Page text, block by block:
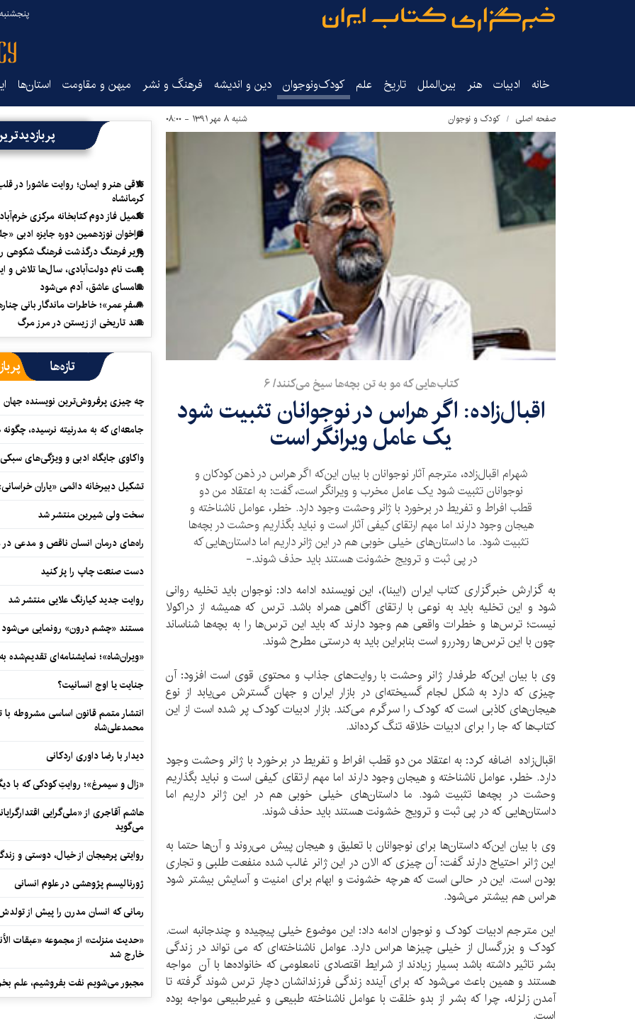
پنجشنبه ۱۵ مرداد
خانه ادبیات هنر بین‌الملل تاریخ‌ علم کودک‌ونوجوان دین و اندیشه فرهنگ و نشر میهن و مقاومت استان‌ها
صفحه اصلی کودک و نوجوان شنبه ۸ مهر ۱۳۹۱ - ۰۸:۰۰
کتاب‌هایی که مو به تن بچه‌ها سیخ می‌کنند/ ۶
اقبال‌زاده: اگر هراس در نوجوانان تثبیت شود
یک عامل ویرانگر است
شهرام اقبال‌زاده، مترجم آثار نوجوانان با بیان این‌که اگر هراس در ذهن کودکان و
نوجوانان تثبیت شود یک عامل مخرب و ویرانگر است، گفت: به اعتقاد من دو
قطب افراط و تفریط در برخورد با ژانر وحشت وجود دارد. خطر، عوامل ناشناخته و
هیجان وجود دارند اما مهم ارتقای کیفی آثار است و نباید بگذاریم وحشت در بچه‌ها
تثبیت شود. ما داستان‌های خیلی خوبی هم در این ژانر داریم اما داستان‌هایی که
در پی ثبت و ترویج خشونت هستند باید حذف شوند.-
به گزارش خبرگزاری کتاب ایران (ایبنا)، این نويسنده ادامه داد: نوجوان باید تخلیه روانی
شود و این تخلیه باید به نوعی با ارتقای آگاهی همراه باشد. ترس که همیشه از دراکولا
نیست؛ ترس‌ها و خطرات واقعی هم وجود دارند که باید این ترس‌ها را به بچه‌ها شناساند
چون با این ترس‌ها رودررو است بنابراین باید به درستی مطرح شوند.
وی با بیان این‌که طرفدار ژانر وحشت با روایت‌های جذاب و محتوی قوی است افزود: آن
چیزی که دارد به شکل لجام گسیخته‌ای در بازار ایران و جهان گسترش می‌یابد از نوع
هیجان‌های کاذبی است که کودک را سرگرم می‌کند. بازار ادبیات کودک پر شده است از این
کتاب‌ها که جا را برای ادبیات خلاقه تنگ کرده‌اند.
اقبال‌زاده اضافه کرد: به اعتقاد من دو قطب افراط و تفریط در برخورد با ژانر وحشت وجود
دارد. خطر، عوامل ناشناخته و هیجان وجود دارند اما مهم ارتقای کیفی است و نباید بگذاریم
وحشت در بچه‌ها تثبیت شود. ما داستان‌های خیلی خوبی هم در این ژانر داریم اما
داستان‌هایی که در پی ثبت و ترویج خشونت هستند باید حذف شوند.
وی با بیان این‌که داستان‌ها برای نوجوانان با تعلیق و هیجان پیش می‌روند و آن‌ها حتما به
این ژانر احتیاج دارند گفت: آن چیزی که الان در این ژانر غالب شده منفعت طلبی و تجاری
بودن است. این در حالی است که هرچه خشونت و ابهام برای امنیت و آسایش بیشتر شود
هراس هم بیشتر می‌شود.
این مترجم ادبیات کودک و نوجوان ادامه داد: این موضوع خیلی پیچیده و چندجانبه است.
کودک و بزرگسال از خیلی چیزها هراس دارد. عوامل ناشناخته‌ای که می تواند در زندگی
بشر تاثیر داشته باشد بسیار زیادند از شرایط اقتصادی نامعلومی که خانواده‌ها با آن مواجه
هستند و همین باعث می‌شود که برای آینده زندگی فرزندانشان دچار ترس شوند گرفته تا
آمدن زلزله، چرا که بشر از بدو خلقت با عوامل ناشناخته‌ طبیعی و غیرطبیعی مواجه بوده‌
است.
تلاقی هنر و ایمان؛ روایت عاشورا در
کرمانشاه
تکمیل فاز دوم کتابخانه مرکزی
فراخوان نوزدهمین دوره جایزه ادبی
وزیر فرهنگ درگذشت فرهنگ شکوهی
پشت نام دولت‌آبادی، سال‌ها تلاش و
سامسای عاشق، آدم می‌شود
«سفرِ عمر»؛ خاطرات ماندگار بانی
سند تاریخی از زیستن در مرز مرگ
تازه‌ها
چه چیزی پرفروش‌ترین نویسنده جهان
جامعه‌ای که به مدرنیته نرسیده،
واکاوی جایگاه ادبی و ویژگی‌های
تشکیل دبیرخانه دائمی «یاران
سخت ولی شیرین منتشر شد
راه‌های درمان انسان ناقص و مدعی
دست صنعت چاپ را پرُ کنید
روایت جدید کیارنگ علایی منتشر شد
مستند «چشم درون» رونمایی می‌شود
«ویران‌شاه»؛ نمایشنامه‌ای تقدیم‌شده
جنایت یا اوج انسانیت؟
انتشار متمم قانون اساسی مشروطه
محمدعلی‌شاه
دیدار با رضا داوری اردکانی
«زال و سیمرغ»؛ روایتِ کودکی که با
هاشم آقاجری از «ملی‌گرایی
می‌گوید
روایتی پرهیجان از خیال، دوستی و
ژورنالیسم پژوهشی در علوم انسانی
رمانی که انسان مدرن را پیش از
«حدیث منزلت» از مجموعه «عبقات
خارج شد
مجبور می‌شویم نفت بفروشیم، علم